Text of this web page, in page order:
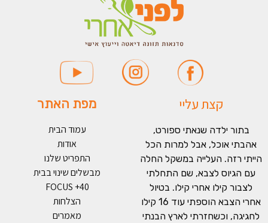
קצת עליי
בתור ילדה שנאתי ספורט,
אהבתי אוכל, אבל למרות הכל
הייתי רזה. העלייה במשקל החלה
עם הגיוס לצבא, שם התחלתי
לצבור קילו אחרי קילו. בטיול
אחרי הצבא הוספתי עוד 16 קילו
לחגיגה, וכשחזרתי לארץ הבנתי
מפת האתר
עמוד הבית
אודות
התפריט שלנו
מבשלים שינוי בבית
FOCUS +40
הצלחות
מאמרים